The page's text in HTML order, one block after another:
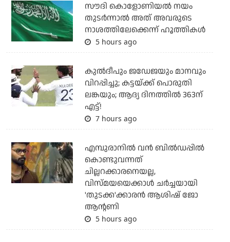
സൗദി കൊളോണിയല്‍ നയം
തുടര്‍ന്നാല്‍ അത് അവരുടെ
നാശത്തിലേക്കെന്ന് ഹൂത്തികള്‍
5 hours ago
കുല്‍ദീപും ജഡേജയും മാനവും
വിറപ്പിച്ചു; കട്ടയ്ക്ക് പൊരുതി
ലങ്കയും; ആദ്യ ദിനത്തില്‍ 363ന്
എട്ട്!
7 hours ago
എമ്പുരാനില്‍ വന്‍ ബില്‍ഡപ്പില്‍
കൊണ്ടുവന്നത്
ചില്ലറക്കാരനെയല്ല,
വിസ്മയയെക്കാള്‍ ചര്‍ച്ചയായി
'തുടക്ക'ക്കാരന്‍ ആശിഷ് ജോ
ആന്റണി
5 hours ago